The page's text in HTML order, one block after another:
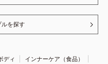
を探す
ディ
インナーケア（食品）